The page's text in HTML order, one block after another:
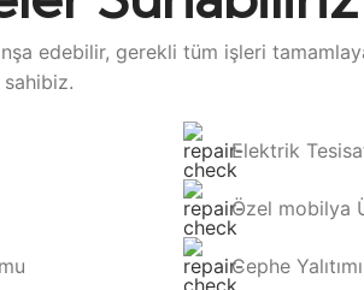
edebilir, gerekli tüm işleri
sahibiz.
Elektrik
Özel mobilya
Cephe Yalıtımı